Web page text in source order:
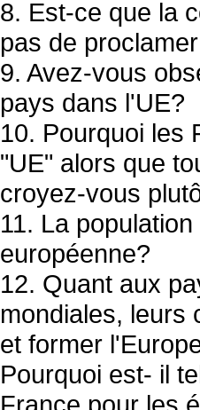
8. Est-ce que la
pas de
9. Avez-vous
pays dans l'UE?
10. Pourquoi les
"UE" alors que
croyez-vous
11. La
européenne?
12. Quant aux
mondiales, leurs
et former
Pourquoi est- il